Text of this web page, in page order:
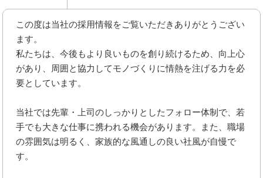
この度は当社の採用情報をご覧いただきありがとうござい
ます。
私たちは、今後もより良いものを創り続けるため、向上心
があり、周囲と協力してモノづくりに情熱を注げる力を必
要としています。
当社では先輩・上司のしっかりとしたフォロー体制で、若
手でも大きな仕事に携われる機会があります。また、職場
の雰囲気は明るく、家族的な風通しの良い社風が自慢で
す。